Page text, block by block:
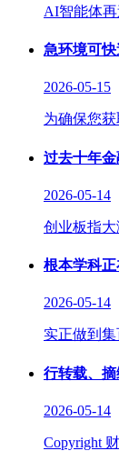
AI智能体
急环境可
2026-05-15
为确保您
过去十年
2026-05-14
创业板指
根本学科
2026-05-14
实正做到
行转载、
2026-05-14
Copyright